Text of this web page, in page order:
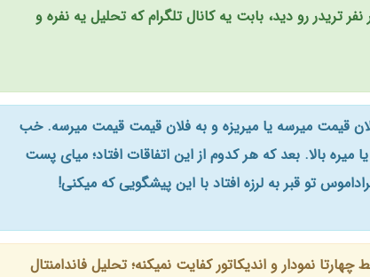
تریدر رو دید، بابت یه کانال تلگرام که تحلیل یه نفره و
فلان قیمت میرسه یا میریزه و به فلان قیمت قیمت میرسه. خب
میره بالا. بعد که هر کدوم از این اتفاقات افتاد؛ میای پست
تو قبر به لرزه افتاد با این پیشگویی که میکنی!
نمودار و اندیکاتور کفایت نمیکنه؛ تحلیل فاندامنتال